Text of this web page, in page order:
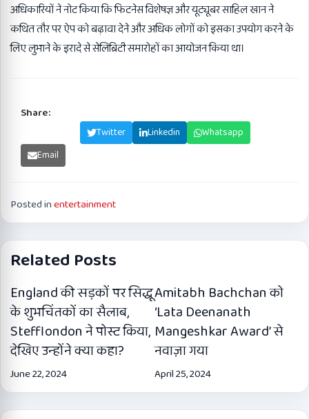
अधिकारियों ने नोट किया कि फिटनेस विशेषज्ञ और यूट्यूबर साहिल खान ने
कथित तौर पर ऐप को बढ़ावा देने और अधिक लोगों को इसका उपयोग करने के
लिए लुभाने के इरादे से सेलिब्रिटी समारोहों का आयोजन किया था।
Share:
Twitter Linkedin
Whatsapp
Email
Posted inentertainment
Related Posts
England की सड़कों पर सिद्धू
के शुभचिंतकों का सैलाब,
Stefflondon ने पोस्ट किया,
देखिए उन्होंने क्या कहा?
June 22, 2024
Amitabh Bachchan को
‘Lata Deenanath
Mangeshkar Award’ से
नवाज़ा गया
April 25, 2024